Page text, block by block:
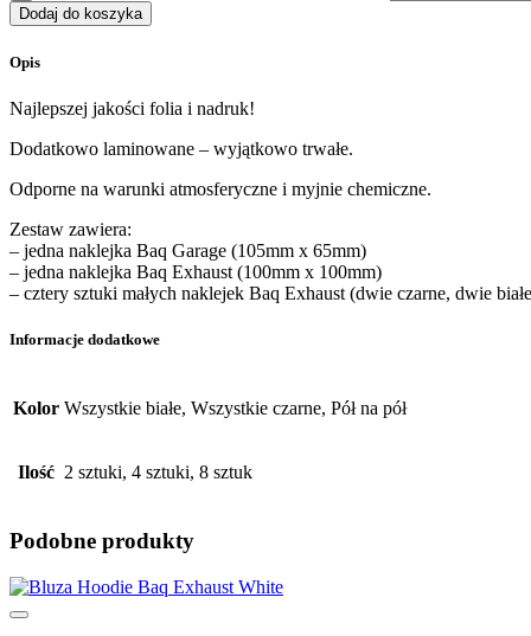
Dodaj do koszyka
Opis
Najlepszej jakości folia i nadruk!
Dodatkowo laminowane – wyjątkowo trwałe.
Odporne na warunki atmosferyczne i myjnie chemiczne.
Zestaw zawiera:
– jedna naklejka Baq Garage (105mm x 65mm)
– jedna naklejka Baq Exhaust (100mm x 100mm)
– cztery sztuki małych naklejek Baq Exhaust (dwie czarne, dwie
Informacje dodatkowe
Kolor Wszystkie białe, Wszystkie czarne, Pół na pół
Ilość 2 sztuki, 4 sztuki, 8 sztuk
Podobne produkty